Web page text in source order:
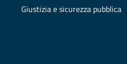
Giustizia e sicurezza pubblica